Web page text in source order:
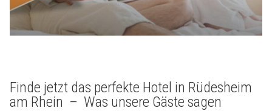
Finde jetzt das perfekte Hotel in Rüdesheim
am Rhein – Was unsere Gäste sagen